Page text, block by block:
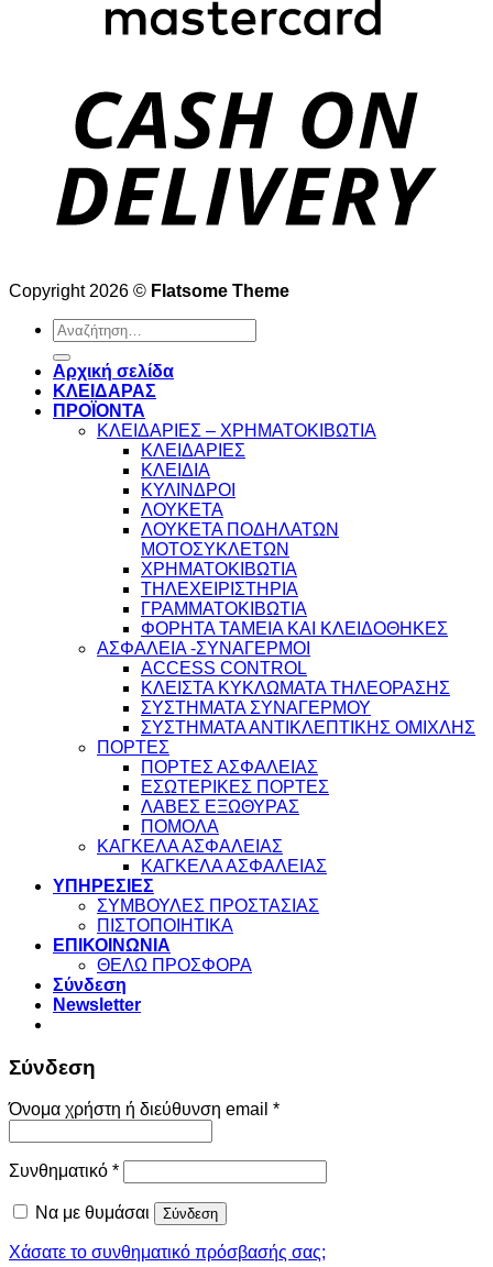
Copyright 2026 © Flatsome Theme
Αναζήτηση
για:
Αρχική σελίδα
ΚΛΕΙΔΑΡΑΣ
ΠΡΟΪΟΝΤΑ
ΚΛΕΙΔΑΡΙΕΣ – ΧΡΗΜΑΤΟΚΙΒΩΤΙΑ
ΚΛΕΙΔΑΡΙΕΣ
ΚΛΕΙΔΙΑ
ΚΥΛΙΝΔΡΟΙ
ΛΟΥΚΕΤΑ
ΛΟΥΚΕΤΑ ΠΟΔΗΛΑΤΩΝ
ΜΟΤΟΣΥΚΛΕΤΩΝ
ΧΡΗΜΑΤΟΚΙΒΩΤΙΑ
ΤΗΛΕΧΕΙΡΙΣΤΗΡΙΑ
ΓΡΑΜΜΑΤΟΚΙΒΩΤΙΑ
ΦΟΡΗΤΑ ΤΑΜΕΙΑ ΚΑΙ ΚΛΕΙΔΟΘΗΚΕΣ
ΑΣΦΑΛΕΙΑ -ΣΥΝΑΓΕΡΜΟΙ
ACCESS CONTROL
ΚΛΕΙΣΤΑ ΚΥΚΛΩΜΑΤΑ ΤΗΛΕΟΡΑΣΗΣ
ΣΥΣΤΗΜΑΤΑ ΣΥΝΑΓΕΡΜΟΥ
ΣΥΣΤΗΜΑΤΑ ΑΝΤΙΚΛΕΠΤΙΚΗΣ ΟΜΙΧΛΗΣ
ΠΟΡΤΕΣ
ΠΟΡΤΕΣ ΑΣΦΑΛΕΙΑΣ
ΕΣΩΤΕΡΙΚΕΣ ΠΟΡΤΕΣ
ΛΑΒΕΣ ΕΞΩΘΥΡΑΣ
ΠΟΜΟΛΑ
ΚΑΓΚΕΛΑ ΑΣΦΑΛΕΙΑΣ
ΚΑΓΚΕΛΑ ΑΣΦΑΛΕΙΑΣ
ΥΠΗΡΕΣΙΕΣ
ΣΥΜΒΟΥΛΕΣ ΠΡΟΣΤΑΣΙΑΣ
ΠΙΣΤΟΠΟΙΗΤΙΚΑ
ΕΠΙΚΟΙΝΩΝΙΑ
ΘΕΛΩ ΠΡΟΣΦΟΡΑ
Σύνδεση
Newsletter
Σύνδεση
Όνομα χρήστη ή διεύθυνση email *Απαιτείται
Συνθηματικό *Απαιτείται
Να με θυμάσαι Σύνδεση
Χάσατε το συνθηματικό πρόσβασής σας;